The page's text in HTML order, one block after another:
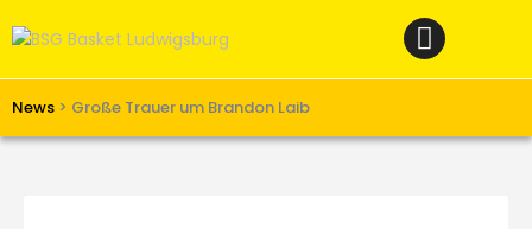
News > Große Trauer um Brandon Laib
Verein